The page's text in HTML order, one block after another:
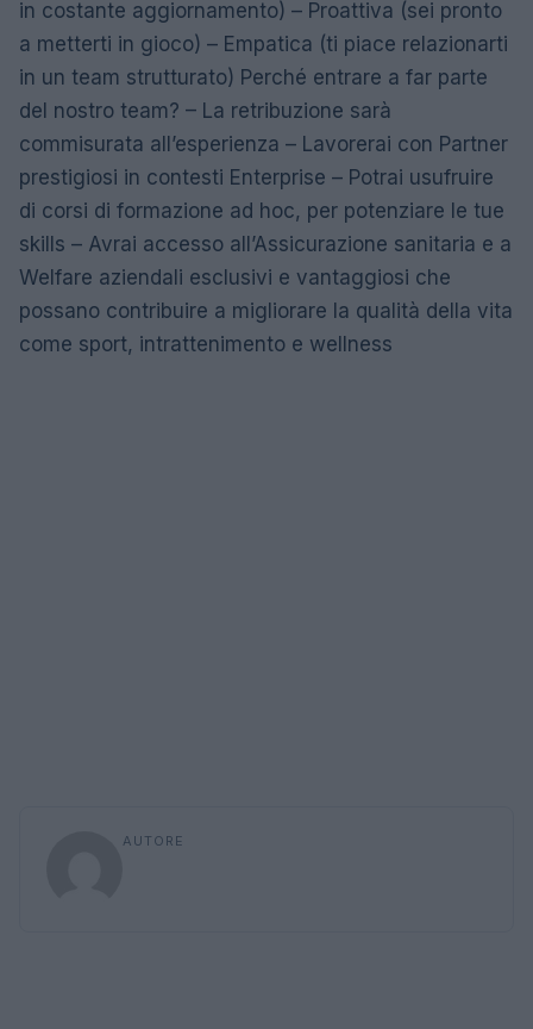
in costante aggiornamento) – Proattiva (sei pronto
a metterti in gioco) – Empatica (ti piace relazionarti
in un team strutturato) Perché entrare a far parte
del nostro team? – La retribuzione sarà
commisurata all’esperienza – Lavorerai con Partner
prestigiosi in contesti Enterprise – Potrai usufruire
di corsi di formazione ad hoc, per potenziare le tue
skills – Avrai accesso all’Assicurazione sanitaria e a
Welfare aziendali esclusivi e vantaggiosi che
possano contribuire a migliorare la qualità della vita
come sport, intrattenimento e wellness
AUTORE